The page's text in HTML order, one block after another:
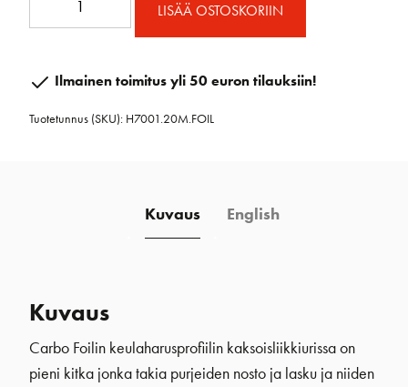
Foil
profiili.
LISÄÄ OSTOSKORIIN
Ilmainen toimitus yli 50 euron tilauksiin!
Tuotetunnus (SKU): H7001.20M.FOIL
Kuvaus English
Kuvaus
Carbo Foilin keulaharusprofiilin kaksoisliikkiurissa on
pieni kitka jonka takia purjeiden nosto ja lasku ja niiden